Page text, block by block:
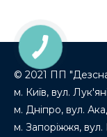
© 2021 ПП
м. Київ, вул.
м. Дніпро, вул.
м. Запоріжжя, вул.